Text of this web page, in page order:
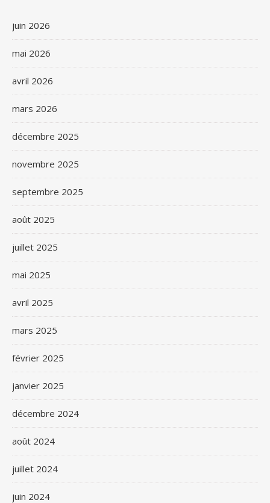
juin 2026
mai 2026
avril 2026
mars 2026
décembre 2025
novembre 2025
septembre 2025
août 2025
juillet 2025
mai 2025
avril 2025
mars 2025
février 2025
janvier 2025
décembre 2024
août 2024
juillet 2024
juin 2024